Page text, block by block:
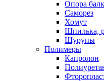
Опора
Саморез
Хомут
Шпилька,
Шурупы
Полимеры
Капролон